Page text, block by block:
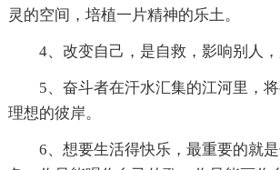
灵的空间，培植一片精神的乐土。
4、改变自己，是自救，影响别人，
5、奋斗者在汗水汇集的江河里，
理想的彼岸。
6、想要生活得快乐，最重要的就